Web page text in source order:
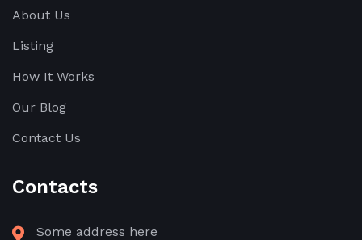
About Us
Listing
How It Works
Our Blog
Contact Us
Contacts
Some address here